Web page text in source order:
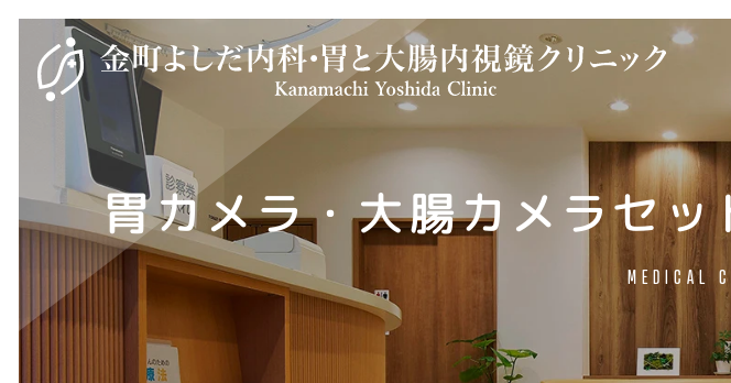
胃カメラ・大腸カメラセ
MEDICAL